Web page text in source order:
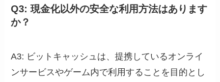
Q3: 現金化以外の安全な利用方法はあります
か？
A3: ビットキャッシュは、提携しているオンライ
ンサービスやゲーム内で利用することを目的とし